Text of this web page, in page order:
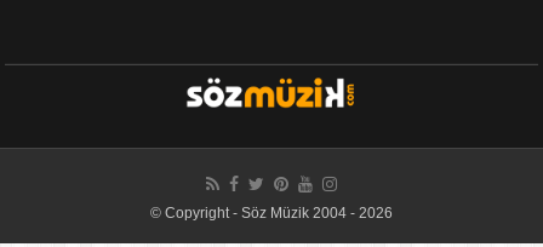
© Copyright - Söz Müzik 2004 - 2026